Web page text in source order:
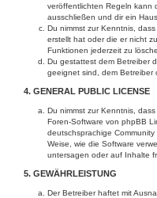
veröffentlichten Regeln kann
ausschließen und dir ein
Du nimmst zur Kenntnis,
erstellt hat oder die er nicht
Funktionen jederzeit zu
Du gestattest dem Betreiber
geeignet sind, dem Betreiber
4. GENERAL PUBLIC LICENSE
Du nimmst zur Kenntnis,
Foren-Software von phpBB
deutschsprachige
Weise, wie die Software
untersagen oder auf Inhalte
5. GEWÄHRLEISTUNG
Der Betreiber haftet mit